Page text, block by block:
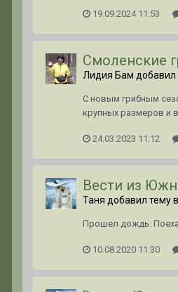
19.09.2024 11:53
Смоленские
Лидия Бам добавил
С новым грибным
крупных размеров и
24.03.2023 11:12
Вести из
Таня добавил тему в
Прошел дождь.
10.08.2020 11:30